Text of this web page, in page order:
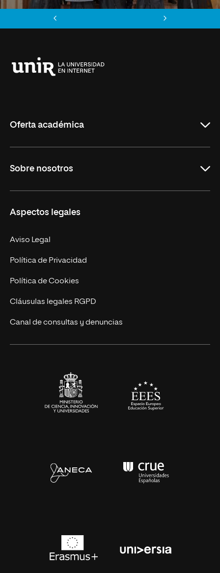
Oferta académica
Másteres Oficiales
Másteres Propios
Doctorados
Experto Universitario
Postgrados
Cursos Universitarios
Sobre nosotros
Facultades
Nuestro Equipo
Trabaja en UNIR
Actualidad
UNIR Revista
Eventos
Aspectos legales
Aviso Legal
Política de Privacidad
Política de Cookies
Cláusulas legales RGPD
Canal de consultas y denuncias